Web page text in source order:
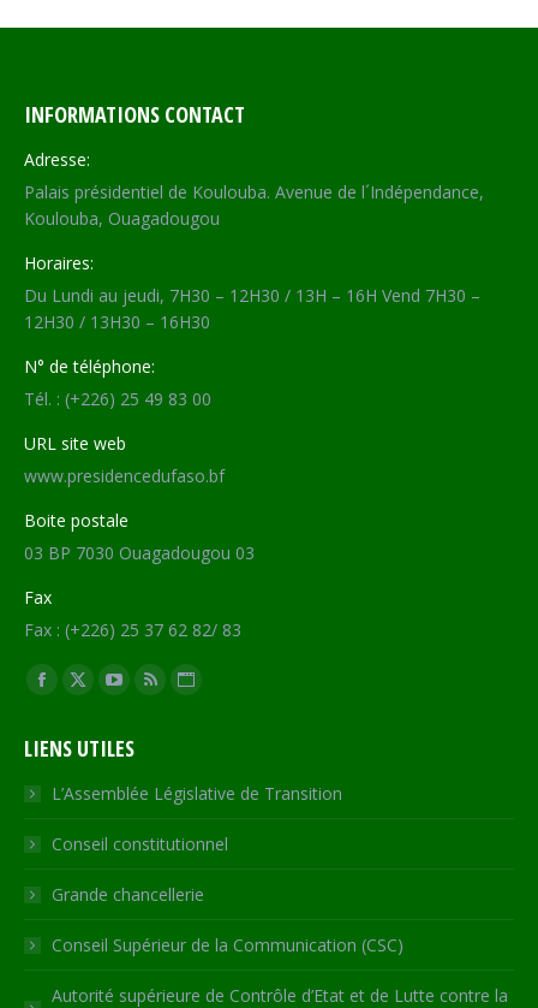
INFORMATIONS CONTACT
Adresse:
Palais présidentiel de Koulouba. Avenue de l´Indépendance,
Koulouba, Ouagadougou
Horaires:
Du Lundi au jeudi, 7H30 – 12H30 / 13H – 16H Vend 7H30 –
12H30 / 13H30 – 16H30
N° de téléphone:
Tél. : (+226) 25 49 83 00
URL site web
www.presidencedufaso.bf
Boite postale
03 BP 7030 Ouagadougou 03
Fax
Fax : (+226) 25 37 62 82/ 83
Trouvez nous sur :
Facebook
opens
in
new
window
X
opens
in
new
window
YouTube
opens
in
new
window
RSS
in
new
window
Site
opens
in
new
LIENS UTILES
L’Assemblée Législative de Transition
Conseil constitutionnel
Grande chancellerie
Conseil Supérieur de la Communication (CSC)
Autorité supérieure de Contrôle d’Etat et de Lutte contre la